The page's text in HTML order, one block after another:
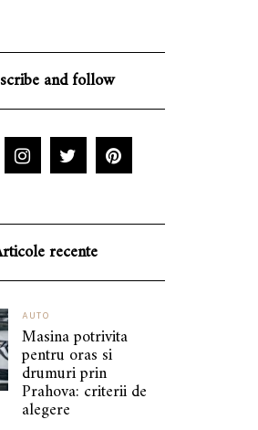
and follow
recente
AUTO
Masina potrivita
pentru oras si
drumuri prin
Prahova: criterii de
alegere